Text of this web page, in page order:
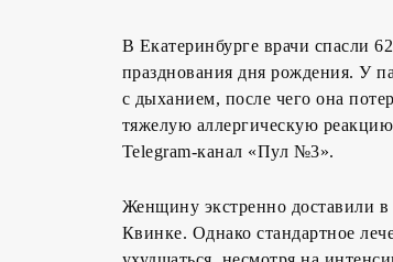
В Екатеринбурге врачи спасли
празднования дня рождения. У
с дыханием, после чего она
тяжелую аллергическую
Telegram-канал «Пул №3».
Женщину экстренно доставили
Квинке. Однако стандартное